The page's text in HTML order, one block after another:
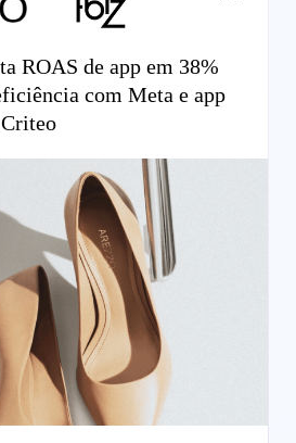
ROAS de app em 38%
com Meta e app